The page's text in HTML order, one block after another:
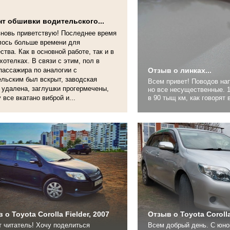
обшивки водительского...
приветствую! Последнее время
больше времени для
Как в основной работе, так и в
В связи с этим, пол в
по аналогии с
был вскрыт, заводская
заглушки прогермечены,
все вкатано виброй и...
Отзыв о линках...
Всем привет! Поводов написать несколько,
но все несущественные. 1) Шагнули рубеж
в 90 тыщ км, как говорят
2) 2 года назад
необходимостью замены
долго читал что лучше и
остановился на износа
о Toyota Corolla Fielder, 2007
читатель! Хочу поделиться
Отзыв о Toyota
Всем добрый день. С